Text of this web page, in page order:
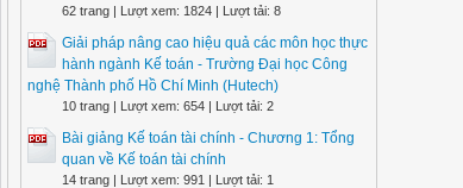
62 trang | Lượt xem: 1824 | Lượt tải: 8
Giải pháp nâng cao hiệu quả các môn học thực
hành ngành Kế toán - Trường Đại học Công
nghệ Thành phố Hồ Chí Minh (Hutech)
10 trang | Lượt xem: 654 | Lượt tải: 2
Bài giảng Kế toán tài chính - Chương 1: Tổng
quan về Kế toán tài chính
14 trang | Lượt xem: 991 | Lượt tải: 1